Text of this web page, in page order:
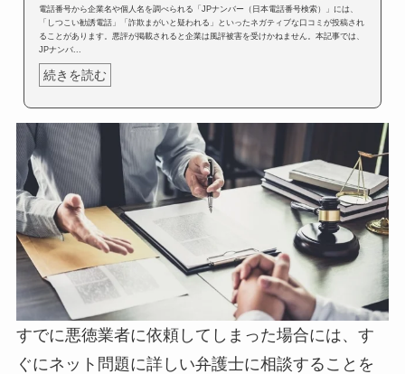
電話番号から企業名や個人名を調べられる「JPナンバー（日本電話番号検索）」には、
「しつこい勧誘電話」「詐欺まがいと疑われる」といったネガティブな口コミが投稿され
ることがあります。悪評が掲載されると企業は風評被害を受けかねません。本記事では、
JPナンバ...
続きを読む
すでに悪徳業者に依頼してしまった場合には、す
ぐにネット問題に詳しい弁護士に相談することを